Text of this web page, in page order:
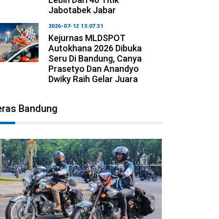
Jabotabek Jabar
2026-07-12 13:07:31
Kejurnas MLDSPOT
Autokhana 2026 Dibuka
Seru Di Bandung, Canya
Prasetyo Dan Anandyo
Dwiky Raih Gelar Juara
Bandung